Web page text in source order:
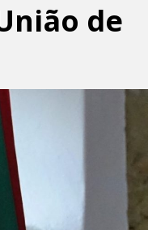
de